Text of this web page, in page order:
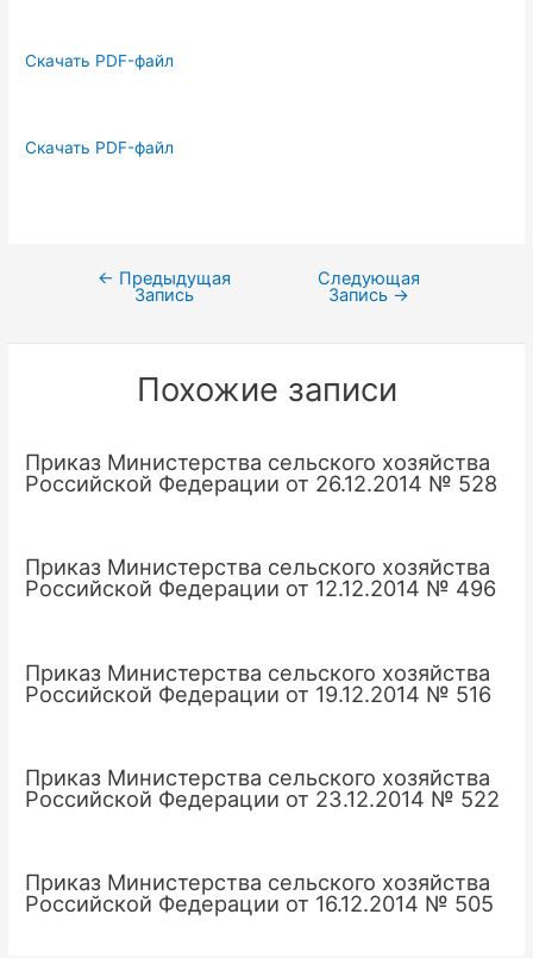
Скачать PDF-файл
Скачать PDF-файл
Навигация
записям
← Предыдущая
Запись
Следующая
Запись →
Похожие записи
Приказ Министерства сельского хозяйства
Российской Федерации от 26.12.2014 № 528
Приказ Министерства сельского хозяйства
Российской Федерации от 12.12.2014 № 496
Приказ Министерства сельского хозяйства
Российской Федерации от 19.12.2014 № 516
Приказ Министерства сельского хозяйства
Российской Федерации от 23.12.2014 № 522
Приказ Министерства сельского хозяйства
Российской Федерации от 16.12.2014 № 505